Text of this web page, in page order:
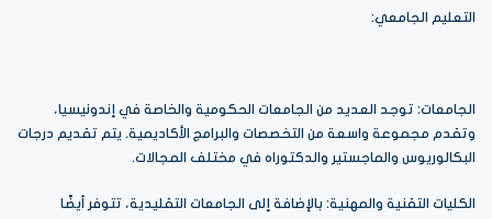
التعليم الجامعي:
الجامعات: توجد العديد من الجامعات الحكومية والخاصة في إندونيسيا،
وتقدم مجموعة واسعة من التخصصات والبرامج الأكاديمية. يتم تقديم درجات
البكالوريوس والماجستير والدكتوراه في مختلف المجالات.
الكليات التقنية والمهنية: بالإضافة إلى الجامعات التقليدية، تتوفر أيضًا